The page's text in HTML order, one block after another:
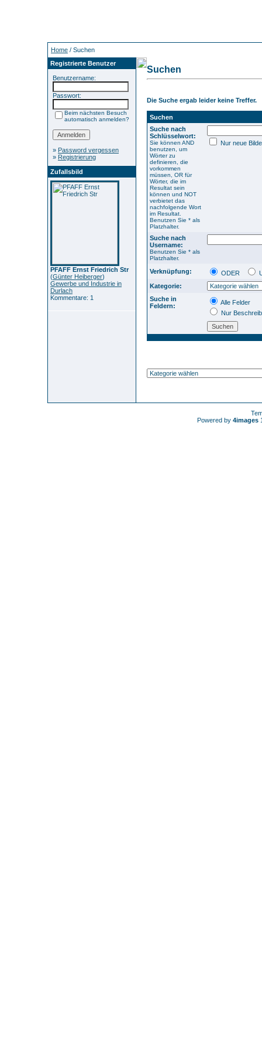
Home / Suchen
Registrierte Benutzer
Benutzername:
Passwort:
Beim nächsten Besuch
automatisch anmelden?
» Password vergessen
» Registrierung
Zufallsbild
PFAFF Ernst Friedrich Str
(Günter Heiberger)
Gewerbe und Industrie in
Durlach
Kommentare: 1
Suchen
Die Suche ergab leider keine Treffer.
Suchen
Suche nach
Schlüsselwort:
Sie können AND
benutzen, um
Wörter zu
definieren, die
vorkommen
müssen, OR für
Wörter, die im
Resultat sein
können und NOT
verbietet das
nachfolgende Wort
im Resultat.
Benutzen Sie * als
Platzhalter.
Nur neue
Suche nach
Username:
Benutzen Sie * als
Platzhalter.
Verknüpfung: ODER
Kategorie:
Suche in
Feldern:
Alle Felder
Nur
Powered by 4images